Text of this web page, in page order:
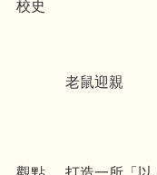
校史
老鼠迎親